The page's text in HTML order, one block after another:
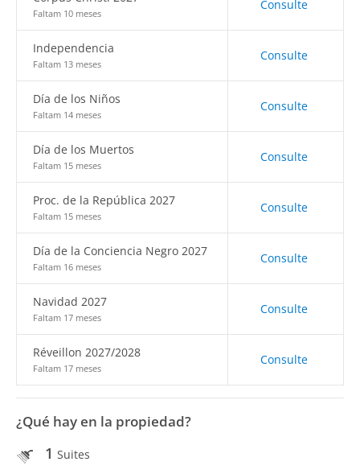
Faltam 10 meses
Consulte
Independencia
Faltam 13 meses
Consulte
Día de los Niños
Faltam 14 meses
Consulte
Día de los Muertos
Faltam 15 meses
Consulte
Proc. de la República 2027
Faltam 15 meses
Consulte
Día de la Conciencia Negro 2027
Faltam 16 meses
Consulte
Navidad 2027
Faltam 17 meses
Consulte
Réveillon 2027/2028
Faltam 17 meses
Consulte
¿Qué hay en la propiedad?
1 Suites